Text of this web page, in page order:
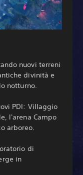
nuovi terreni
divinità e
notturno.
PDI: Villaggio
l'arena Campo
arboreo.
di
in